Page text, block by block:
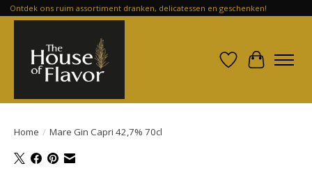
Ontdek ons ruim assortiment dranken, delicatessen en geschenken!
Verlanglijst
Home / Mare Gin Capri 42,7% 70cl